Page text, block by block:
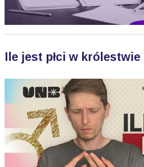
Ile jest płci w